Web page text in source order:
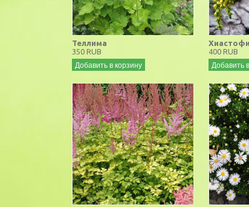
Теллима
350 RUB
Добавить в корзину
400 RUB
Добавить